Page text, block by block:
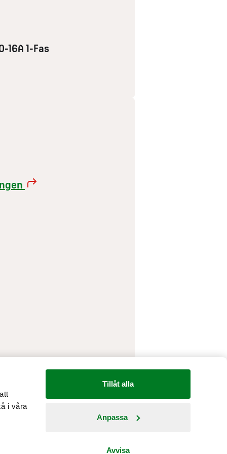
i våra
Tillåt alla
Anpassa
Avvisa
16A 1-Fas